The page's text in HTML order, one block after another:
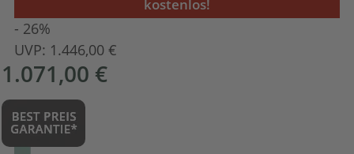
kostenlos!
- 26%
UVP: 1.446,00 €
1.071,00 €